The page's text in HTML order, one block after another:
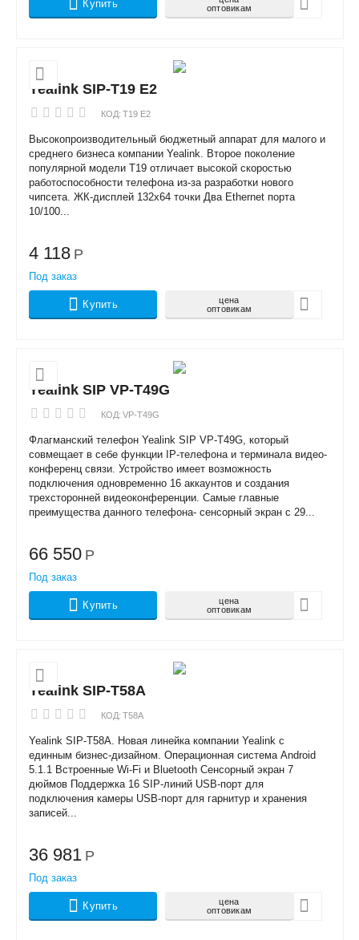
Купить
оптовикам
Yealink SIP-T19 E2
КОД: T19 E2
Высокопроизводительный бюджетный аппарат для малого и
среднего бизнеса компании Yealink. Второе поколение
популярной модели Т19 отличает высокой скоростью
работоспособности телефона из-за разработки нового
чипсета. ЖК-дисплей 132x64 точки Два Ethernet порта
10/100...
4 118 Р
Под заказ
Купить
цена
оптовикам
Yealink SIP VP-T49G
КОД: VP-T49G
Флагманский телефон Yealink SIP VP-T49G, который
совмещает в себе функции IP-телефона и терминала видео-
конференц связи. Устройство имеет возможность
подключения одновременно 16 аккаунтов и создания
трехсторонней видеоконференции. Самые главные
преимущества данного телефона- сенсорный экран с 29...
66 550 Р
Под заказ
Купить
цена
оптовикам
Yealink SIP-T58A
КОД: T58A
Yealink SIP-T58A. Новая линейка компании Yealink с
единным бизнес-дизайном. Операционная система Android
5.1.1 Встроенные Wi-Fi и Bluetooth Сенсорный экран 7
дюймов Поддержка 16 SIP-линий USB-порт для
подключения камеры USB-порт для гарнитур и хранения
записей...
36 981 Р
Под заказ
Купить
цена
оптовикам